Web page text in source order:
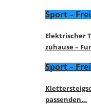
Sport –
Elektrischer
zuhause –
Sport –
passenden…